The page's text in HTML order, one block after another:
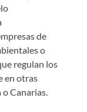
de
o
regulan los
en otras
Canarias.